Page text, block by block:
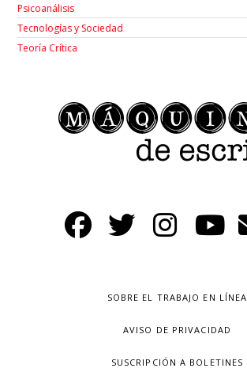
Psicoanálisis
Tecnologías y Sociedad
Teoría Crítica
SOBRE EL TRABAJO EN LÍNEA
AVISO DE PRIVACIDAD
SUSCRIPCIÓN A BOLETINES